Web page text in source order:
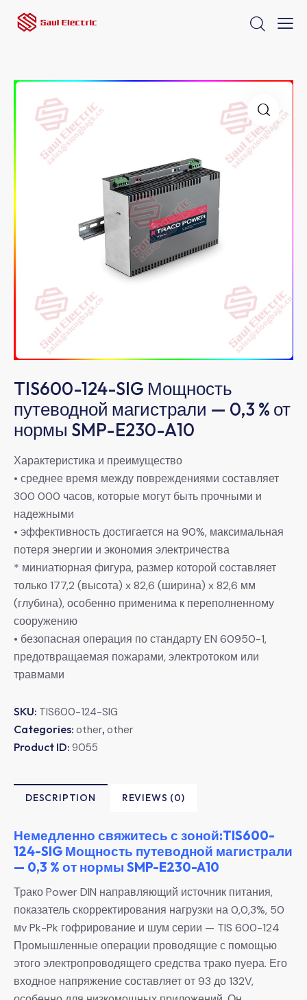
TIS600-124-SIG Мощность
путеводной магистрали — 0,3 % от
нормы SMP-E230-A10
Характеристика и преимущество
• среднее время между повреждениями составляет
300 000 часов, которые могут быть прочными и
надежными
• эффективность достигается на 90%, максимальная
потеря энергии и экономия электричества
* миниатюрная фигура, размер которой составляет
только 177,2 (высота) x 82,6 (ширина) x 82,6 мм
(глубина), особенно применима к переполненному
сооружению
• безопасная операция по стандарту EN 60950-1,
предотвращаемая пожарами, электротоком или
травмами
SKU: TIS600-124-SIG
Categories: other, other
Product ID: 9055
DESCRIPTION REVIEWS (0)
Немедленно свяжитесь с зоной:TIS600-
124-SIG Мощность путеводной магистрали
— 0,3 % от нормы SMP-E230-A10
Трако Power DIN направляющий источник питания,
показатель скорректирования нагрузки на 0,0,3%, 50
мv Pk-Pk гофрирование и шум серии — TIS 600-124
Промышленные операции проводящие с помощью
этого электропроводящего средства трако пуера. Его
входное напряжение составляет от 93 до 132V,